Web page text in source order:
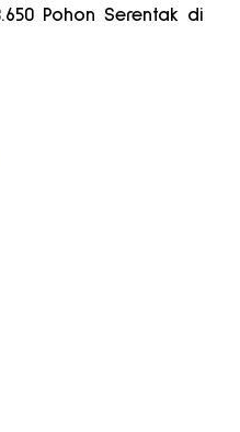
Pohon Serentak di